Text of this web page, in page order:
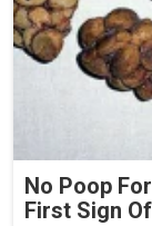
No Poop
First Sign Of